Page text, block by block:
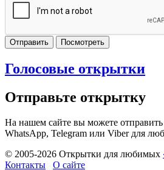
Отправить Посмотреть
Голосовые открытки
Отправьте открытку
На нашем сайте вы можете
WhatsApp, Telegram или Viber для
© 2005-2026 Открытки для любимых
Контакты
О сайте